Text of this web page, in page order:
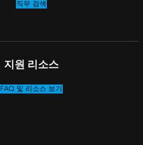
직무 검색
지원 리소스
FAQ 및 리소스 보기